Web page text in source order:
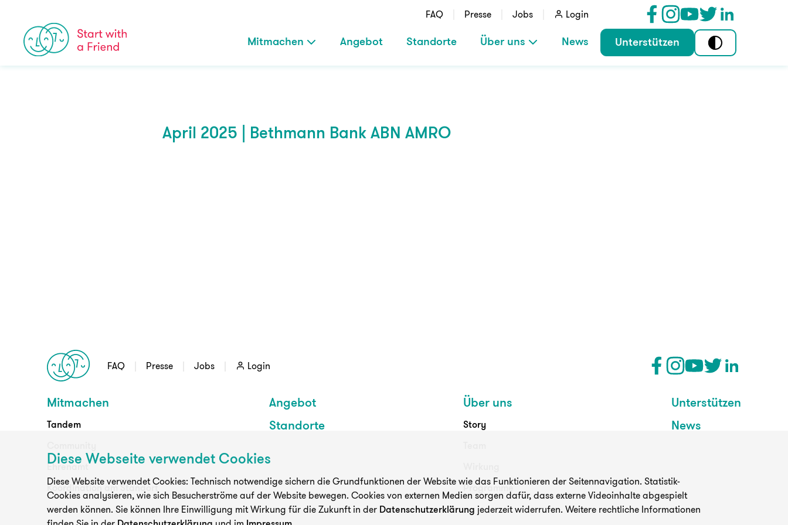
FAQ Presse Jobs Login
Mitmachen Angebot Standorte Über uns News Unterstützen
April 2025 | Bethmann Bank ABN AMRO
FAQ Presse Jobs Login
Mitmachen
Tandem
Ehrenamt
Koordination am Standort
Angebot
Standorte
Über uns
Story
Programme
Unterstützen
News
Diese Webseite verwendet Cookies
Diese Website verwendet Cookies: Technisch notwendige sichern die Grundfunktionen der Website wie das Funktionieren der Seitennavigation. Statistik-
Cookies analysieren, wie sich Besucherströme auf der Website bewegen. Cookies von externen Medien sorgen dafür, dass externe Videoinhalte abgespielt
werden können. Sie können Ihre Einwilligung mit Wirkung für die Zukunft in der Datenschutzerklärung jederzeit widerrufen. Weitere rechtliche Informationen